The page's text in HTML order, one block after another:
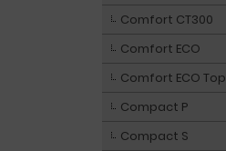
Comfort CT300
Comfort ECO
Comfort ECO Top
Compact P
Compact S